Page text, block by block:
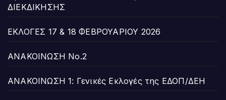
ΔΙΕΚΔΙΚΗΣΗΣ
ΕΚΛΟΓΕΣ 17 & 18 ΦΕΒΡΟΥΑΡΙΟΥ 2026
ΑΝΑΚΟΙΝΩΣΗ Νο.2
ΑΝΑΚΟΙΝΩΣΗ 1: Γενικές Εκλογές της ΕΔΟΠ/ΔΕΗ